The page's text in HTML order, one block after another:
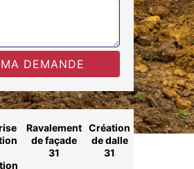
Ravalement
de façade
31
Création
de dalle
31